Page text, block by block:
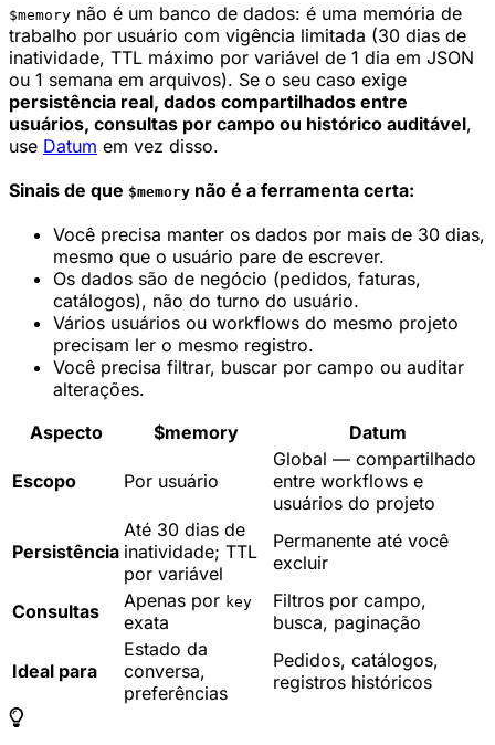
$memory não é um banco de dados: é uma memória de
trabalho por usuário com vigência limitada (30 dias de
inatividade, TTL máximo por variável de 1 dia em JSON
ou 1 semana em arquivos). Se o seu caso exige
persistência real, dados compartilhados entre
usuários, consultas por campo ou histórico auditável,
use Datum em vez disso.
Sinais de que $memory não é a ferramenta certa:
Você precisa manter os dados por mais de 30 dias,
mesmo que o usuário pare de escrever.
Os dados são de negócio (pedidos, faturas,
catálogos), não do turno do usuário.
Vários usuários ou workflows do mesmo projeto
precisam ler o mesmo registro.
Você precisa filtrar, buscar por campo ou auditar
alterações.
Aspecto
$memory Datum
Escopo Por usuário
Global — compartilhado
entre workflows e
usuários do projeto
Persistência
Até 30 dias de
inatividade; TTL
por variável
Permanente até você
excluir
Consultas Apenas por key
exata
Filtros por campo,
busca, paginação
Ideal para
Estado da
conversa,
preferências
Pedidos, catálogos,
registros históricos